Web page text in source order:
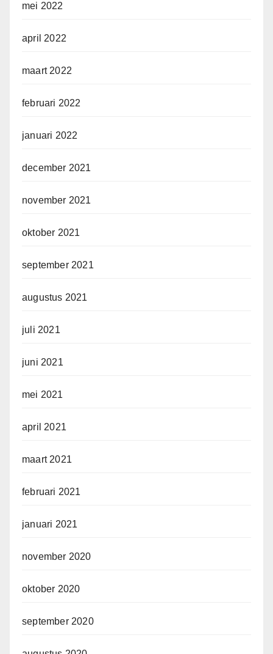
mei 2022
april 2022
maart 2022
februari 2022
januari 2022
december 2021
november 2021
oktober 2021
september 2021
augustus 2021
juli 2021
juni 2021
mei 2021
april 2021
maart 2021
februari 2021
januari 2021
november 2020
oktober 2020
september 2020